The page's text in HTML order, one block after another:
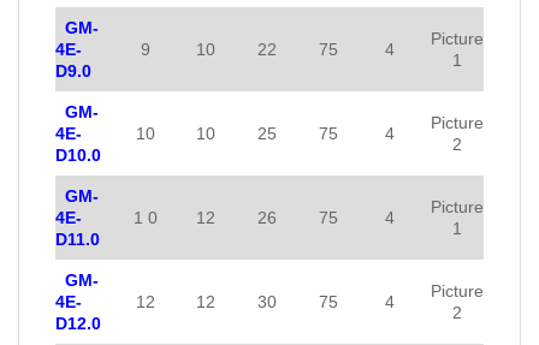
GM-
4E-
D9.0
9 10 22 75 4
Picture
1
GM-
4E-
D10.0
10 10 25 75 4
Picture
2
GM-
4E-
D11.0
1 0 12 26 75 4
Picture
1
GM-
4E-
D12.0
12 12 30 75 4
Picture
2